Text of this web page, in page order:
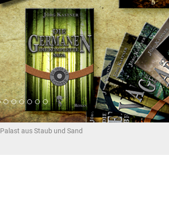
Palast aus Staub und Sand